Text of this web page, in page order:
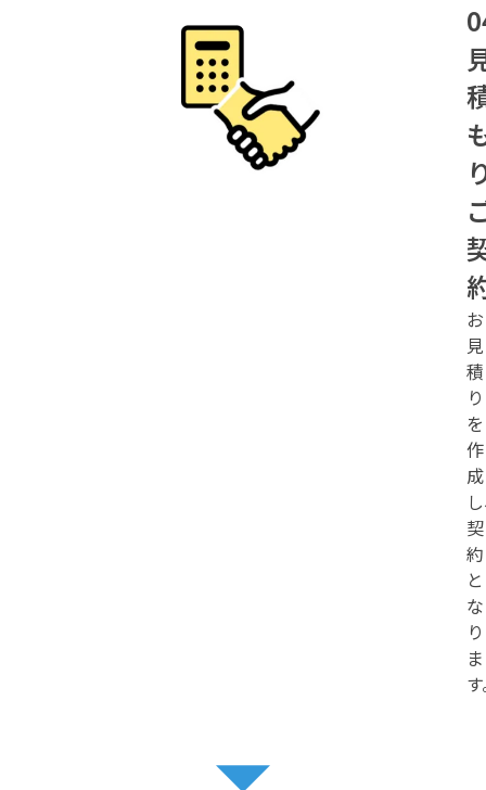
お
見
積
り
を
作
成
契
約
と
な
り
ま